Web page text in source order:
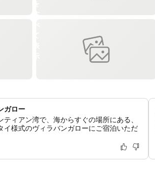
ガロー
ィアン湾で、海からすぐの場所にある、
イ様式のヴィラバンガローにご宿泊いただ